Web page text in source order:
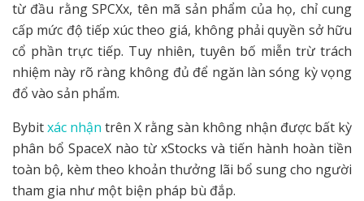
từ đầu rằng SPCXx, tên mã sản phẩm của họ, chỉ cung
cấp mức độ tiếp xúc theo giá, không phải quyền sở hữu
cổ phần trực tiếp. Tuy nhiên, tuyên bố miễn trừ trách
nhiệm này rõ ràng không đủ để ngăn làn sóng kỳ vọng
đổ vào sản phẩm.
Bybitxác nhận trên X rằng sàn không nhận được bất kỳ
phân bổ SpaceX nào từ xStocks và tiến hành hoàn tiền
toàn bộ, kèm theo khoản thưởng lãi bổ sung cho người
tham gia như một biện pháp bù đắp.